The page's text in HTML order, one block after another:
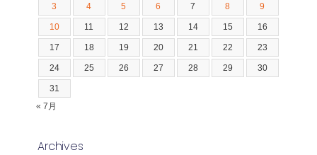
3 4 5 6 7 8 9
10 11 12 13 14 15 16
17 18 19 20 21 22 23
24 25 26 27 28 29 30
31
« 7月
Archives